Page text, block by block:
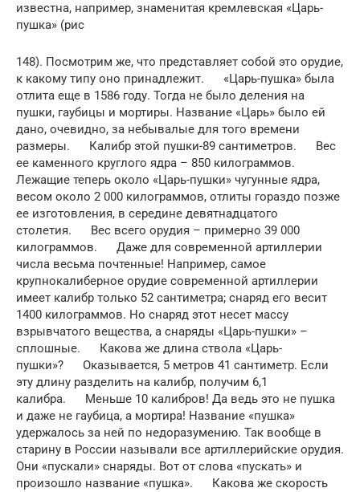
известна, например, знаменитая кремлевская «Царь-
пушка» (рис
148). Посмотрим же, что представляет собой это орудие,
к какому типу оно принадлежит. «Царь-пушка» была
отлита еще в 1586 году. Тогда не было деления на
пушки, гаубицы и мортиры. Название «Царь» было ей
дано, очевидно, за небывалые для того времени
размеры. Калибр этой пушки-89 сантиметров. Вес
ее каменного круглого ядра – 850 килограммов.
Лежащие теперь около «Царь-пушки» чугунные ядра,
весом около 2 000 килограммов, отлиты гораздо позже
ее изготовления, в середине девятнадцатого
столетия. Вес всего орудия – примерно 39 000
килограммов. Даже для современной артиллерии
числа весьма почтенные! Например, самое
крупнокалиберное орудие современной артиллерии
имеет калибр только 52 сантиметра; снаряд его весит
1400 килограммов. Но снаряд этот несет массу
взрывчатого вещества, а снаряды «Царь-пушки» –
сплошные. Какова же длина ствола «Царь-
пушки»? Оказывается, 5 метров 41 сантиметр. Если
эту длину разделить на калибр, получим 6,1
калибра. Меньше 10 калибров! Да ведь это не пушка
и даже не гаубица, а мортира! Название «пушка»
удержалось за ней по недоразумению. Так вообще в
старину в России называли все артиллерийские орудия.
Они «пускали» снаряды. Вот от слова «пускать» и
произошло название «пушка». Какова же скорость